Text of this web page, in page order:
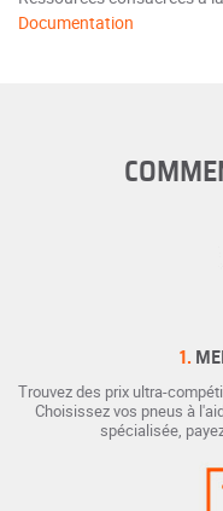
Documentation
1.
Trouvez des prix ultra-
Choisissez vos pneus à
spécialisée,